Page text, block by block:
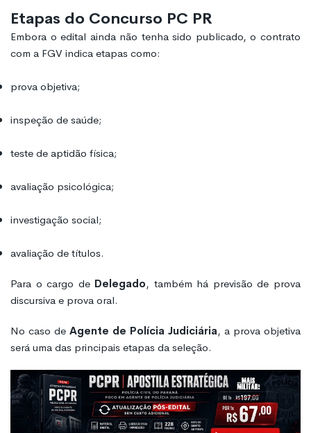
Etapas do Concurso PC PR
Embora o edital ainda não tenha sido publicado, o contrato
com a FGV indica etapas como:
prova objetiva;
inspeção de saúde;
teste de aptidão física;
avaliação psicológica;
investigação social;
avaliação de títulos.
Para o cargo de Delegado, também há previsão de prova
discursiva e prova oral.
No caso de Agente de Polícia Judiciária, a prova objetiva
será uma das principais etapas da seleção.